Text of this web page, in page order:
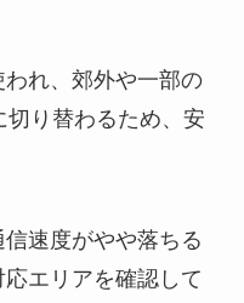
れ、郊外や一部の
り替わるため、安
速度がやや落ちる
エリアを確認して